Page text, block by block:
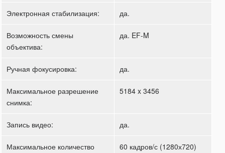
Электронная стабилизация: да.
Возможность смены
объектива:
да. EF-M
Ручная фокусировка: да.
Максимальное разрешение
снимка:
5184 x 3456
Запись видео: да.
Максимальное количество
60 кадров/с (1280х720)